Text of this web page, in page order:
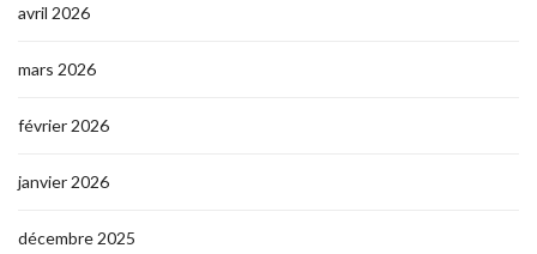
avril 2026
mars 2026
février 2026
janvier 2026
décembre 2025